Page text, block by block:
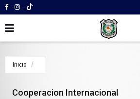
Inicio
Cooperacion Internacional